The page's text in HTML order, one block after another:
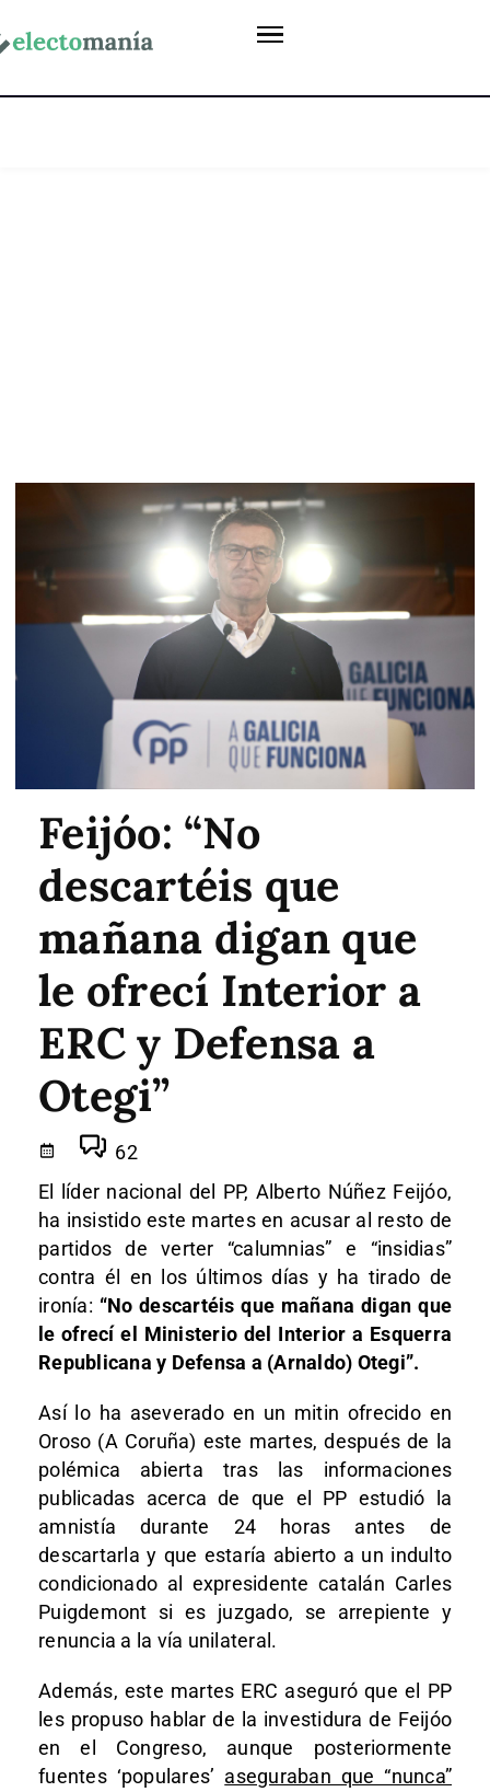
Feijóo: “No
descartéis que
mañana digan que
le ofrecí Interior a
ERC y Defensa a
Otegi”
62
El líder nacional del PP, Alberto Núñez Feijóo,
ha insistido este martes en acusar al resto de
partidos de verter “calumnias” e “insidias”
contra él en los últimos días y ha tirado de
ironía: “No descartéis que mañana digan que
le ofrecí el Ministerio del Interior a Esquerra
Republicana y Defensa a (Arnaldo) Otegi”.
Así lo ha aseverado en un mitin ofrecido en
Oroso (A Coruña) este martes, después de la
polémica abierta tras las informaciones
publicadas acerca de que el PP estudió la
amnistía durante 24 horas antes de
descartarla y que estaría abierto a un indulto
condicionado al expresidente catalán Carles
Puigdemont si es juzgado, se arrepiente y
renuncia a la vía unilateral.
Además, este martes ERC aseguró que el PP
les propuso hablar de la investidura de Feijóo
en el Congreso, aunque posteriormente
fuentes ‘populares’ aseguraban que “nunca”